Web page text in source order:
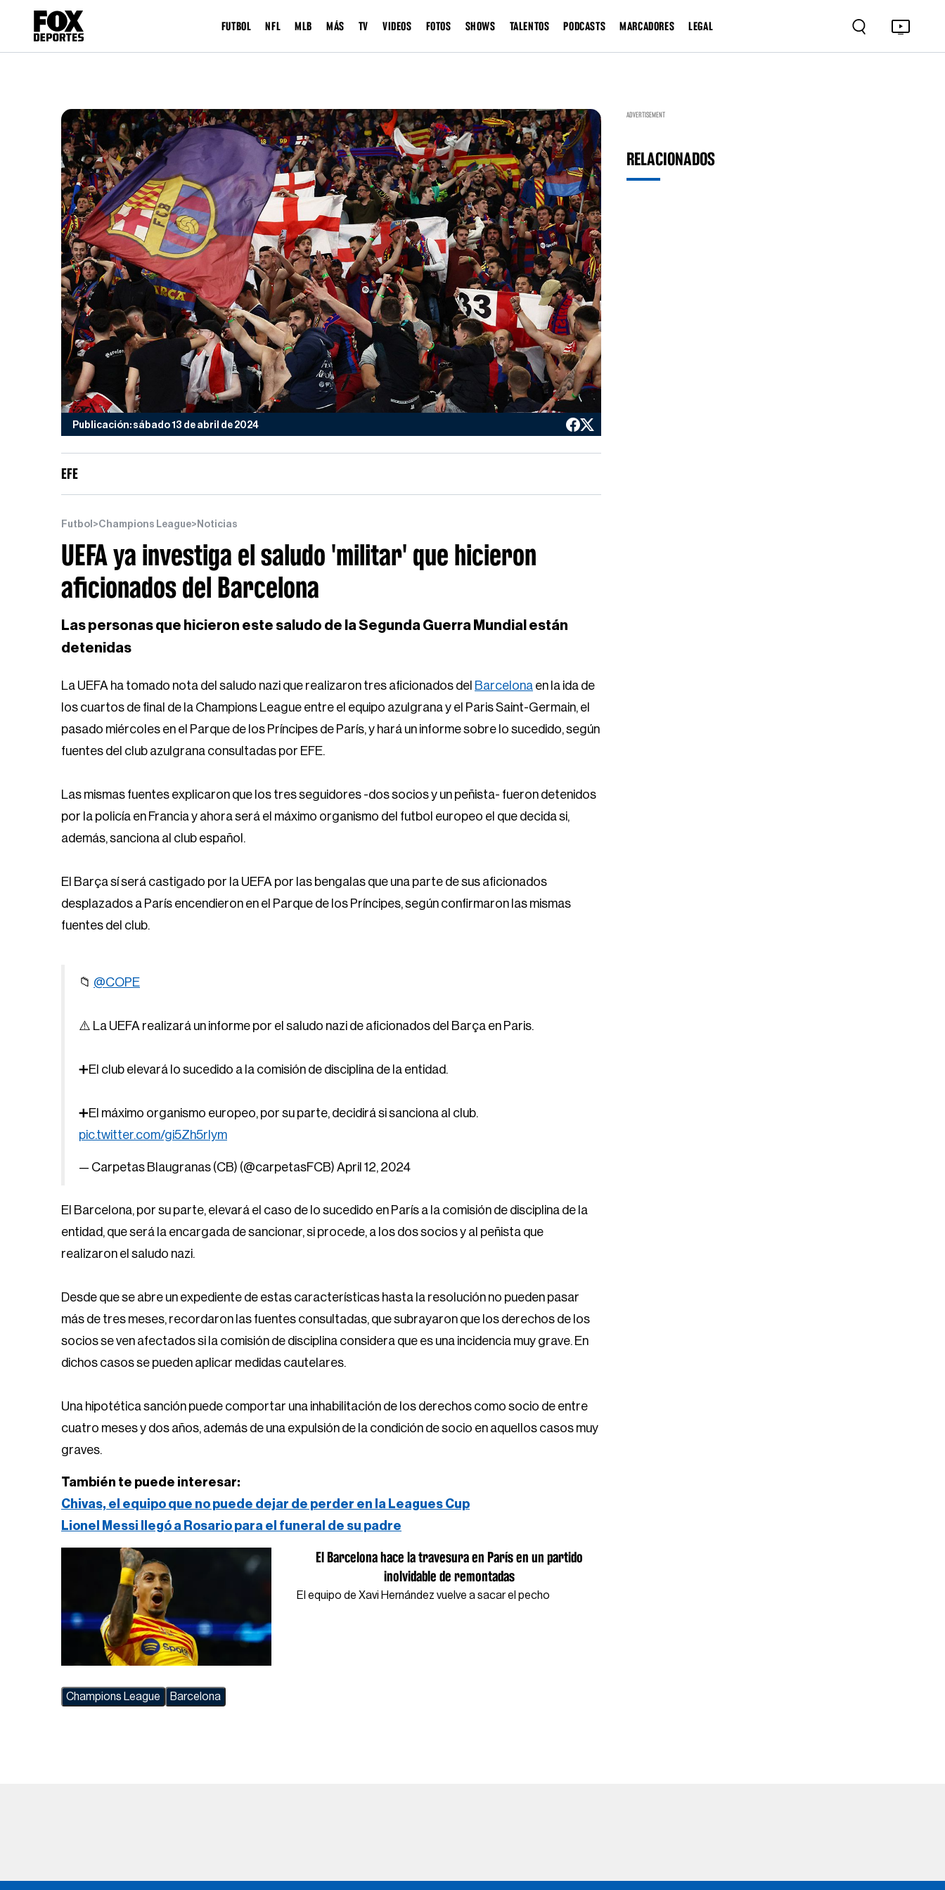
FUTBOL NFL MLB MÁS TV VIDEOS FOTOS SHOWS TALENTOS PODCASTS MARCADORES LEGAL
Publicación: sábado 13 de abril de 2024
EFE
Futbol >Champions League> Noticias
UEFA ya investiga el saludo 'militar' que hicieron
aficionados del Barcelona
Las personas que hicieron este saludo de la Segunda Guerra Mundial están
detenidas
La UEFA ha tomado nota del saludo nazi que realizaron tres aficionados del Barcelona en la ida de
los cuartos de final de la Champions League entre el equipo azulgrana y el Paris Saint-Germain, el
pasado miércoles en el Parque de los Príncipes de París, y hará un informe sobre lo sucedido, según
fuentes del club azulgrana consultadas por EFE.
Las mismas fuentes explicaron que los tres seguidores -dos socios y un peñista- fueron detenidos
por la policía en Francia y ahora será el máximo organismo del futbol europeo el que decida si,
además, sanciona al club español.
El Barça sí será castigado por la UEFA por las bengalas que una parte de sus aficionados
desplazados a París encendieron en el Parque de los Príncipes, según confirmaron las mismas
fuentes del club.
📁 @COPE
⚠️ La UEFA realizará un informe por el saludo nazi de aficionados del Barça en Paris.
➕El club elevará lo sucedido a la comisión de disciplina de la entidad.
➕El máximo organismo europeo, por su parte, decidirá si sanciona al club.
pic.twitter.com/gi5Zh5rlym
— Carpetas Blaugranas (CB) (@carpetasFCB) April 12, 2024
El Barcelona, por su parte, elevará el caso de lo sucedido en París a la comisión de disciplina de la
entidad, que será la encargada de sancionar, si procede, a los dos socios y al peñista que
realizaron el saludo nazi.
Desde que se abre un expediente de estas características hasta la resolución no pueden pasar
más de tres meses, recordaron las fuentes consultadas, que subrayaron que los derechos de los
socios se ven afectados si la comisión de disciplina considera que es una incidencia muy grave. En
dichos casos se pueden aplicar medidas cautelares.
Una hipotética sanción puede comportar una inhabilitación de los derechos como socio de entre
cuatro meses y dos años, además de una expulsión de la condición de socio en aquellos casos muy
graves.
También te puede interesar:
Chivas, el equipo que no puede dejar de perder en la Leagues Cup
Lionel Messi llegó a Rosario para el funeral de su padre
El Barcelona hace la travesura en París en un partido
inolvidable de remontadas
El equipo de Xavi Hernández vuelve a sacar el pecho
Champions League Barcelona
ADVERTISEMENT
RELACIONADOS